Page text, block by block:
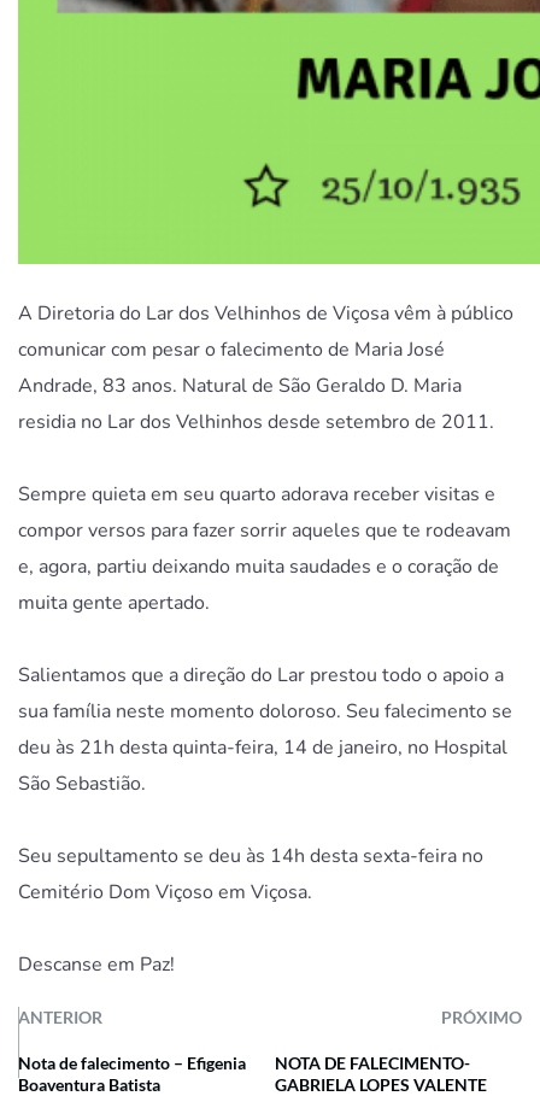
A Diretoria do Lar dos Velhinhos de Viçosa vêm à público
comunicar com pesar o falecimento de Maria José
Andrade, 83 anos. Natural de São Geraldo D. Maria
residia no Lar dos Velhinhos desde setembro de 2011.
Sempre quieta em seu quarto adorava receber visitas e
compor versos para fazer sorrir aqueles que te rodeavam
e, agora, partiu deixando muita saudades e o coração de
muita gente apertado.
Salientamos que a direção do Lar prestou todo o apoio a
sua família neste momento doloroso. Seu falecimento se
deu às 21h desta quinta-feira, 14 de janeiro, no Hospital
São Sebastião.
Seu sepultamento se deu às 14h desta sexta-feira no
Cemitério Dom Viçoso em Viçosa.
Descanse em Paz!
ANTERIOR PRÓXIMO
Nota de falecimento – Efigenia
Boaventura Batista
NOTA DE FALECIMENTO-
GABRIELA LOPES VALENTE